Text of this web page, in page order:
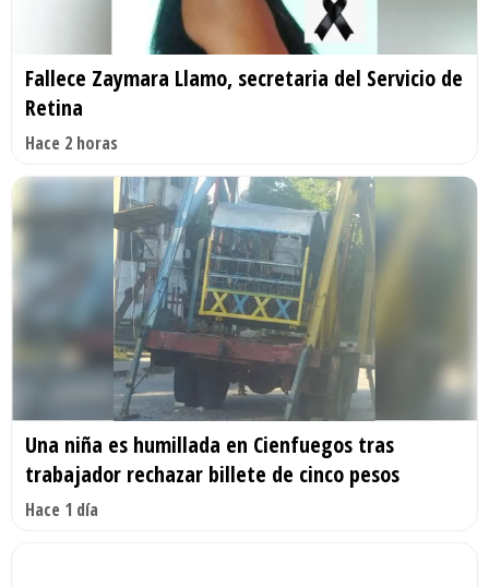
Fallece Zaymara Llamo, secretaria del Servicio de
Retina
Hace 2 horas
Una niña es humillada en Cienfuegos tras
trabajador rechazar billete de cinco pesos
Hace 1 día